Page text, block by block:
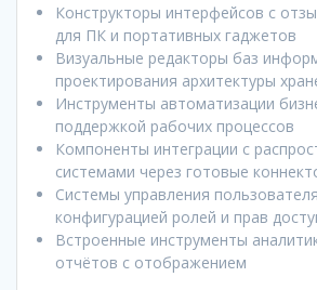
Конструкторы интерфейсов с
для ПК и портативных гаджетов
Визуальные редакторы баз
проектирования архитектуры
Инструменты автоматизации
поддержкой рабочих процессов
Компоненты интеграции с
системами через готовые
Системы управления
конфигурацией ролей и прав
Встроенные инструменты
отчётов с отображением